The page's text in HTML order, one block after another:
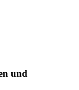
und